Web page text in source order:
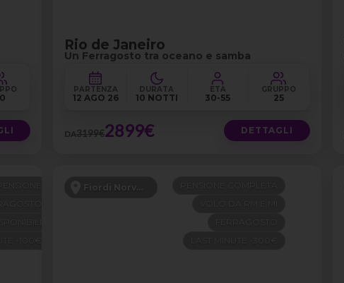
Rio de Janeiro
Un Ferragosto tra oceano e samba
PARTENZA
12 AGO 26
DURATA
10 NOTTI
ETÀ
30-55
GRUPPO
25
DA3199€2899€ DETTAGLI
Fiordi Norvegesi